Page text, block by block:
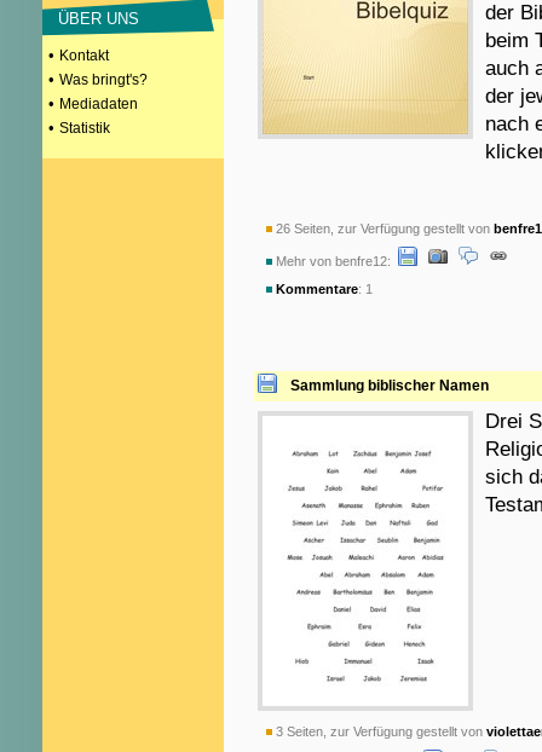
ÜBER UNS
• Kontakt
• Was bringt's?
• Mediadaten
• Statistik
der
beim
auch
der
nach
26 Seiten, zur Verfügung gestellt von
Mehr von benfre12:
Kommentare: 1
Sammlung biblischer Namen
Drei
sich
3 Seiten, zur Verfügung gestellt von